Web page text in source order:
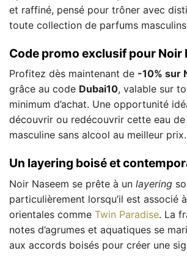
et raffiné, pensé pour trôner avec
toute collection de parfums
Code promo exclusif pour Noir
Profitez dès maintenant de -10% sur
grâce au code Dubai10, valable sur
minimum d’achat. Une opportunité
découvrir ou redécouvrir cette eau
masculine sans alcool au meilleur prix.
Un layering boisé et
Noir Naseem se prête à un layering
particulièrement lorsqu’il est associé
orientales comme Twin Paradise. La
notes d’agrumes et aquatiques se
aux accords boisés pour créer une